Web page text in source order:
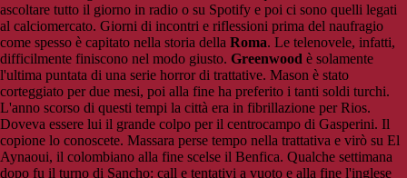
ascoltare tutto il giorno in radio o su Spotify e poi ci sono quelli legati
al calciomercato. Giorni di incontri e riflessioni prima del naufragio
come spesso è capitato nella storia della Roma. Le telenovele, infatti,
difficilmente finiscono nel modo giusto. Greenwood è solamente
l'ultima puntata di una serie horror di trattative. Mason è stato
corteggiato per due mesi, poi alla fine ha preferito i tanti soldi turchi.
L'anno scorso di questi tempi la città era in fibrillazione per Rios.
Doveva essere lui il grande colpo per il centrocampo di Gasperini. Il
copione lo conoscete. Massara perse tempo nella trattativa e virò su El
Aynaoui, il colombiano alla fine scelse il Benfica. Qualche settimana
dopo fu il turno di Sancho: call e tentativi a vuoto e alla fine l'inglese